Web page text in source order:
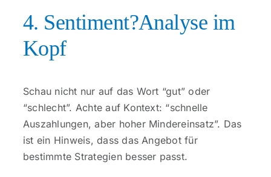
4. Sentiment?Analyse im
Kopf
Schau nicht nur auf das Wort “gut” oder
“schlecht”. Achte auf Kontext: “schnelle
Auszahlungen, aber hoher Mindereinsatz”. Das
ist ein Hinweis, dass das Angebot für
bestimmte Strategien besser passt.